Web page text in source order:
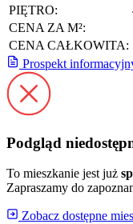
PIĘTRO:
CENA ZA M²:
CENA CAŁKOWITA:
Prospekt
Podgląd
To mieszkanie jest już
Zapraszamy do
Zobacz dostępne